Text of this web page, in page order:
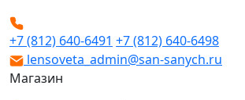
+7 (812) 640-6491 +7 (812) 640-6498
lensoveta_admin@san-sanych.ru
Магазин